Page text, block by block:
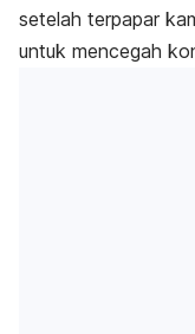
setelah terpapar
untuk mencegah